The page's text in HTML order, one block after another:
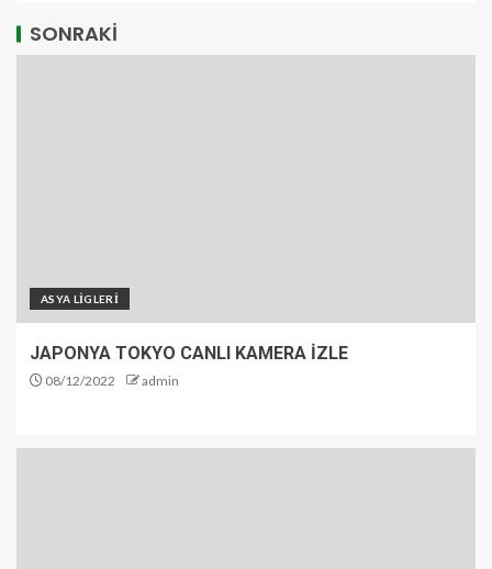
SONRAKİ
ASYA LİGLERİ
JAPONYA TOKYO CANLI KAMERA İZLE
08/12/2022 admin